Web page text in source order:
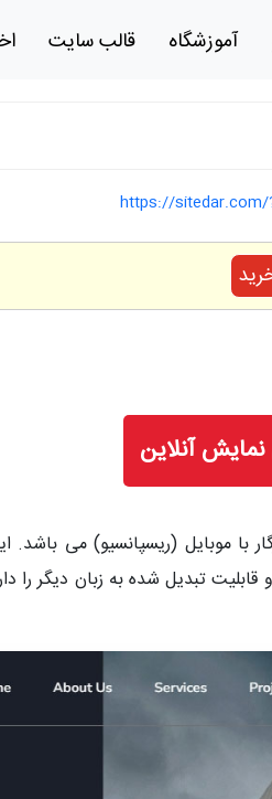
آموزشگاه قالب سایت
https://sitedar.com/
آنلاین
موبایل (ریسپانسیو) می
قابلیت تبدیل شده به زبان دیگر را